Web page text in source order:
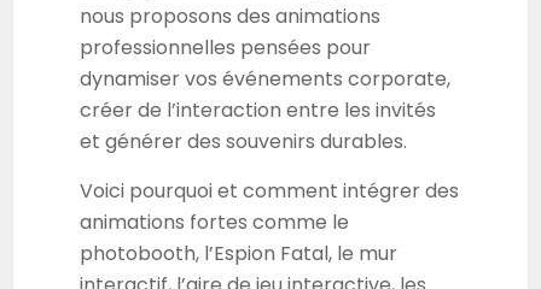
nous proposons des animations
professionnelles pensées pour
dynamiser vos événements corporate,
créer de l’interaction entre les invités
et générer des souvenirs durables.
Voici pourquoi et comment intégrer des
animations fortes comme le
photobooth, l’Espion Fatal, le mur